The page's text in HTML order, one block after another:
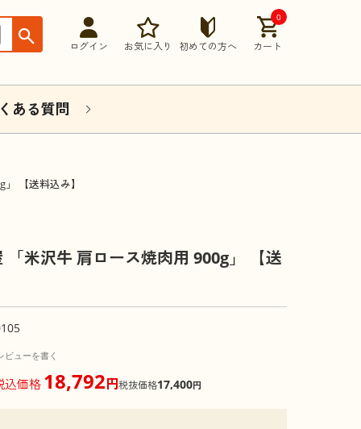
ログイン お気に入り 初めての方へ
0
カート
ある質問
【送料込み】
「米沢牛 肩ロース焼肉用 900g」 【送
ビューを書く
込価格 18,792円税抜価格17,400円